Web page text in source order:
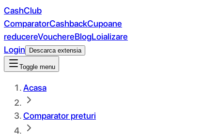
CashClub
ComparatorCashbackCupoane
reducereVouchereBlogLoializare
Login
Descarca extensia
Toggle menu
Acasa
Comparator preturi